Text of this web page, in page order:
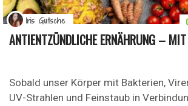
ANTIENTZÜNDLICHE ERNÄHRUNG –
Sobald unser Körper mit Bakterien,
UV-Strahlen und Feinstaub in
Iris Gutsche